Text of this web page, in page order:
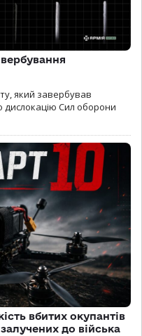
який завербував
дислокацію Сил оборони
вбитих окупантів
до війська